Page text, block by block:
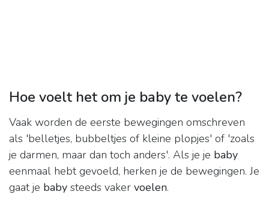
Hoe voelt het om je baby te voelen?
Vaak worden de eerste bewegingen omschreven
als 'belletjes, bubbeltjes of kleine plopjes' of 'zoals
je darmen, maar dan toch anders'. Als je je baby
eenmaal hebt gevoeld, herken je de bewegingen. Je
gaat je baby steeds vaker voelen.